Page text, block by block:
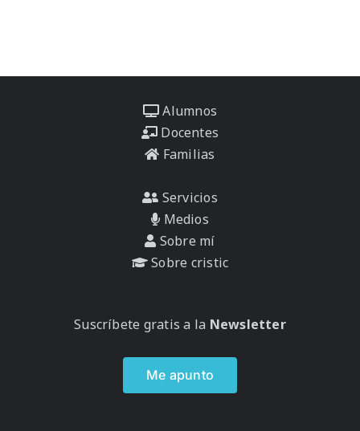
Alumnos
Docentes
Familias
Servicios
Medios
Sobre mí
Sobre cristic
Suscríbete gratis a la Newsletter
Me apunto